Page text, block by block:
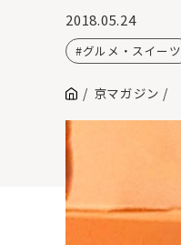
2018.05.24
グルメ・スイーツ
京マガジン